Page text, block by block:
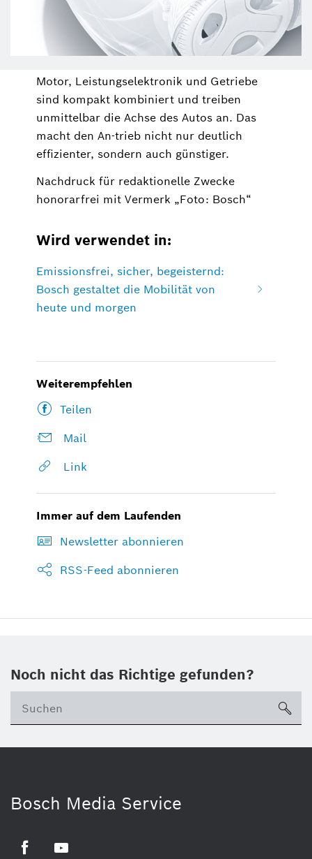
Motor, Leistungselektronik und Getriebe
sind kompakt kombiniert und treiben
unmittelbar die Achse des Autos an. Das
macht den An-trieb nicht nur deutlich
effizienter, sondern auch günstiger.
Nachdruck für redaktionelle Zwecke
honorarfrei mit Vermerk „Foto: Bosch“
Wird verwendet in:
Emissionsfrei, sicher, begeisternd:
Bosch gestaltet die Mobilität von
heute und morgen
Weiterempfehlen
Teilen
Mail
Link
Immer auf dem Laufenden
Newsletter abonnieren
RSS-Feed abonnieren
Noch nicht das Richtige gefunden?
Bosch Media Service